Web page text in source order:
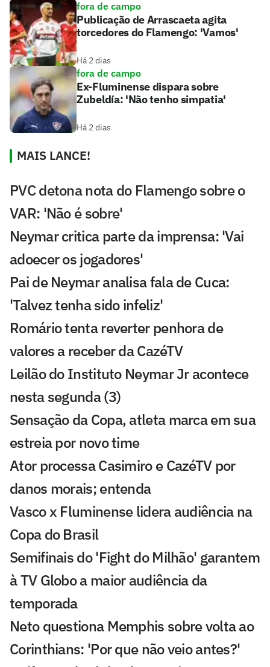
fora de campo
Publicação de Arrascaeta agita
torcedores do Flamengo: 'Vamos'
Há 2 dias
fora de campo
Ex-Fluminense dispara sobre
Zubeldía: 'Não tenho simpatia'
Há 2 dias
MAIS LANCE!
PVC detona nota do Flamengo sobre o
VAR: 'Não é sobre'
Neymar critica parte da imprensa: 'Vai
adoecer os jogadores'
Pai de Neymar analisa fala de Cuca:
'Talvez tenha sido infeliz'
Romário tenta reverter penhora de
valores a receber da CazéTV
Leilão do Instituto Neymar Jr acontece
nesta segunda (3)
Sensação da Copa, atleta marca em sua
estreia por novo time
Ator processa Casimiro e CazéTV por
danos morais; entenda
Vasco x Fluminense lidera audiência na
Copa do Brasil
Semifinais do 'Fight do Milhão' garantem
à TV Globo a maior audiência da
temporada
Neto questiona Memphis sobre volta ao
Corinthians: 'Por que não veio antes?'